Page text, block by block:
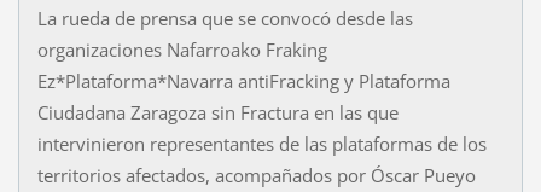
La rueda de prensa que se convocó desde las
organizaciones Nafarroako Fraking
Ez*Plataforma*Navarra antiFracking y Plataforma
Ciudadana Zaragoza sin Fractura en las que
intervinieron representantes de las plataformas de los
territorios afectados, acompañados por Óscar Pueyo